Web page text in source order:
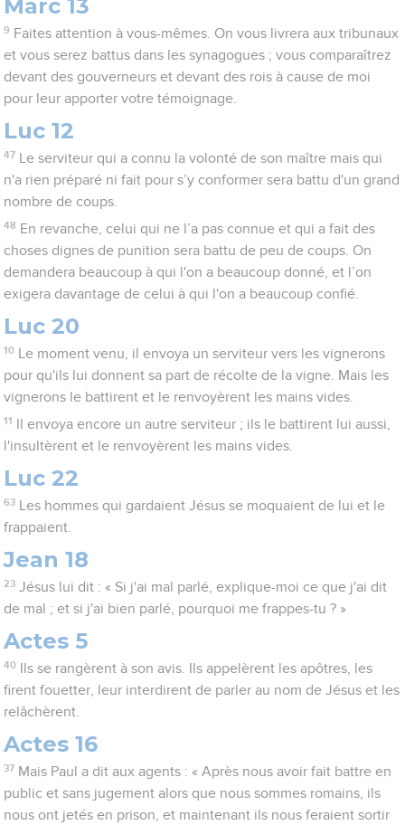
Marc 13
9 Faites attention à vous-mêmes. On vous livrera aux tribunaux
et vous serez battus dans les synagogues ; vous comparaîtrez
devant des gouverneurs et devant des rois à cause de moi
pour leur apporter votre témoignage.
Luc 12
47
Le serviteur qui a connu la volonté de son maître mais qui
n'a rien préparé ni fait pour s’y conformer sera battu d'un grand
nombre de coups.
48 En revanche, celui qui ne l’a pas connue et qui a fait des
choses dignes de punition sera battu de peu de coups. On
demandera beaucoup à qui l'on a beaucoup donné, et l’on
exigera davantage de celui à qui l'on a beaucoup confié.
Luc 20
10
Le moment venu, il envoya un serviteur vers les vignerons
pour qu'ils lui donnent sa part de récolte de la vigne. Mais les
vignerons le battirent et le renvoyèrent les mains vides.
11
Il envoya encore un autre serviteur ; ils le battirent lui aussi,
l'insultèrent et le renvoyèrent les mains vides.
Luc 22
63
Les hommes qui gardaient Jésus se moquaient de lui et le
frappaient.
Jean 18
23 Jésus lui dit : « Si j'ai mal parlé, explique-moi ce que j'ai dit
de mal ; et si j'ai bien parlé, pourquoi me frappes-tu ? »
Actes 5
40
Ils se rangèrent à son avis. Ils appelèrent les apôtres, les
firent fouetter, leur interdirent de parler au nom de Jésus et les
relâchèrent.
Actes 16
37 Mais Paul a dit aux agents : « Après nous avoir fait battre en
public et sans jugement alors que nous sommes romains, ils
nous ont jetés en prison, et maintenant ils nous feraient sortir